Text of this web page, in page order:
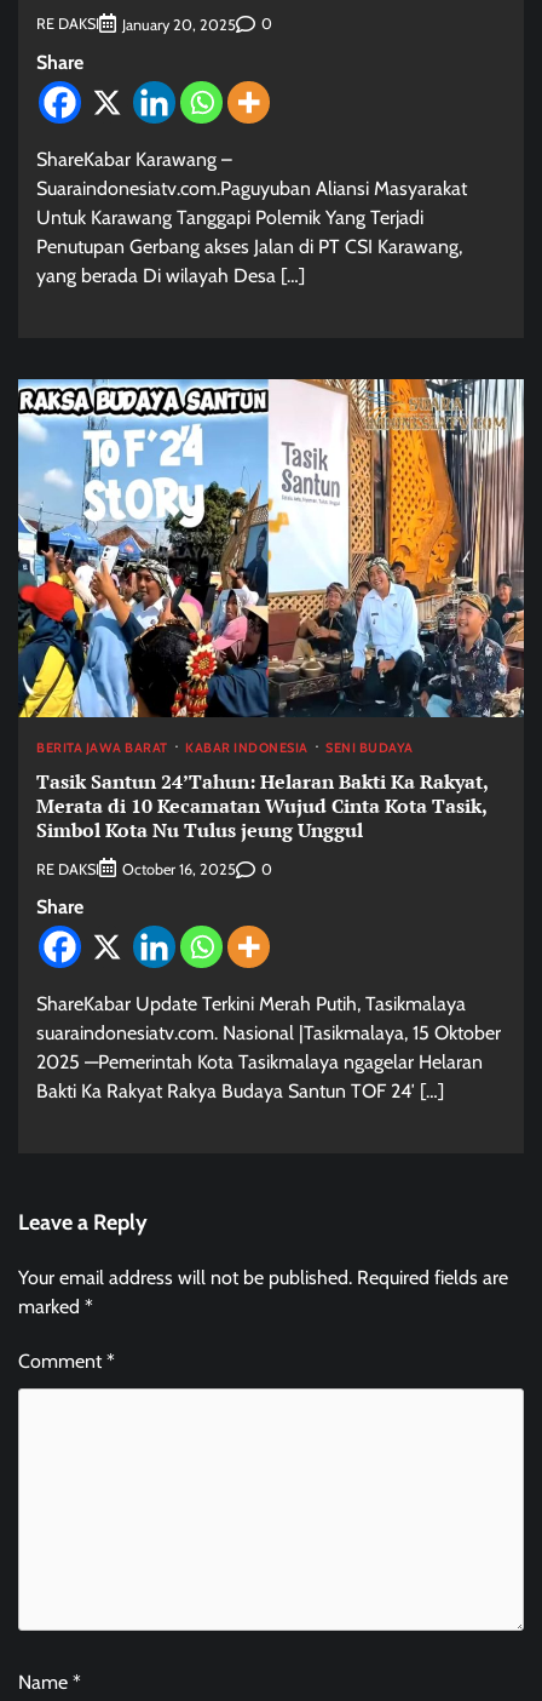
RE DAKSI January 20, 2025 0
Share
ShareKabar Karawang –
Suaraindonesiatv.com.Paguyuban Aliansi Masyarakat
Untuk Karawang Tanggapi Polemik Yang Terjadi
Penutupan Gerbang akses Jalan di PT CSI Karawang,
yang berada Di wilayah Desa […]
BERITA JAWA BARAT KABAR INDONESIA SENI BUDAYA
Tasik Santun 24’Tahun: Helaran Bakti Ka Rakyat,
Merata di 10 Kecamatan Wujud Cinta Kota Tasik,
Simbol Kota Nu Tulus jeung Unggul
RE DAKSI October 16, 2025 0
Share
ShareKabar Update Terkini Merah Putih, Tasikmalaya
suaraindonesiatv.com. Nasional |Tasikmalaya, 15 Oktober
2025 —Pemerintah Kota Tasikmalaya ngagelar Helaran
Bakti Ka Rakyat Rakya Budaya Santun TOF 24′ […]
Leave a Reply
Your email address will not be published. Required fields are
marked *
Comment*
Name *